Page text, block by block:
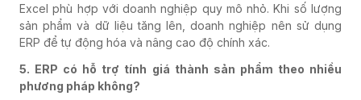
Excel phù hợp với doanh nghiệp quy mô nhỏ. Khi số lượng
sản phẩm và dữ liệu tăng lên, doanh nghiệp nên sử dụng
ERP để tự động hóa và nâng cao độ chính xác.
5. ERP có hỗ trợ tính giá thành sản phẩm theo nhiều
phương pháp không?